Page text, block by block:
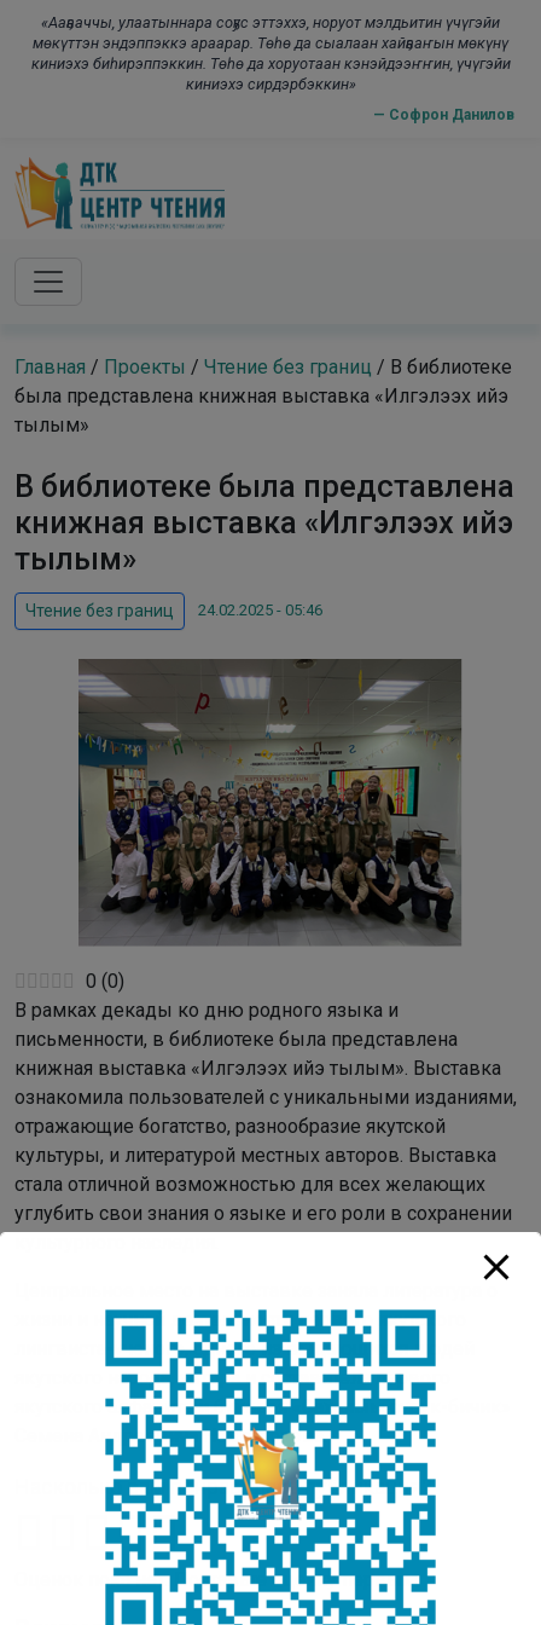
«Ааҕааччы, улаатыннара соҕус эттэххэ, норуот мэлдьитин үчүгэйи
мөкүттэн эндэппэккэ араарар. Төһө да сыалаан хайҕааҥын мөкүнү
киниэхэ биһирэппэккин. Төһө да хоруотаан кэнэйдээҥҥин, үчүгэйи
киниэхэ сирдэрбэккин»
— Софрон Данилов
Skip to main content
Главная / Проекты / Чтение без границ / В библиотеке
была представлена книжная выставка «Илгэлээх ийэ
тылым»
В библиотеке была представлена
книжная выставка «Илгэлээх ийэ
тылым»
Чтение без границ 24.02.2025 - 05:46
0 (0)
В рамках декады ко дню родного языка и
письменности, в библиотеке была представлена
книжная выставка «Илгэлээх ийэ тылым». Выставка
ознакомила пользователей с уникальными изданиями,
отражающие богатство, разнообразие якутской
культуры, и литературой местных авторов. Выставка
стала отличной возможностью для всех желающих
углубить свои знания о языке и его роли в сохранении
жизни и научной деятельности первого якутского
лингвиста-ученого, одного из выдающихся людей
якутского народа, автора и составителя первого
якутского алфавита и букваря «Сахалыы сурук-бичик»
Семена Андреевича Новгородова.
Насколько вам понравилась публикация?
Оценок пока нет. Поставьте оценку первым.